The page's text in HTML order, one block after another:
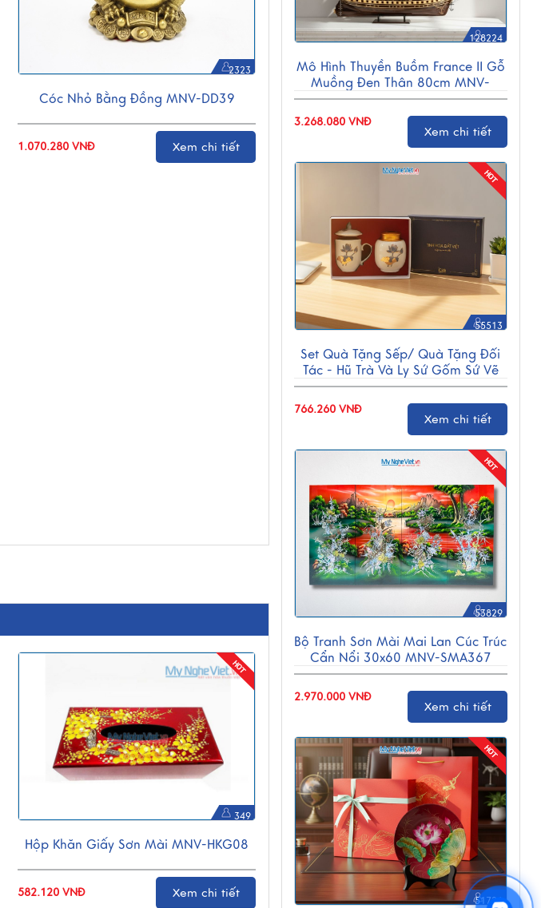
2323
Cóc Nhỏ Bằng Đồng MNV-DD39
1.070.280 VNĐ Xem chi tiết
349
Hộp Khăn Giấy Sơn Mài MNV-HKG08
582.120 VNĐ Xem chi tiết
128224
Mô Hình Thuyền Buồm France II Gỗ
Muồng Đen Thân 80cm MNV-
TB02/1
3.268.080 VNĐ
Xem chi tiết
55513
Set Quà Tặng Sếp/ Quà Tặng Đối
Tác - Hũ Trà Và Ly Sứ Gốm Sứ Vẽ
Hoa Sen CBG001
766.260 VNĐ
Xem chi tiết
53829
Bộ Tranh Sơn Mài Mai Lan Cúc Trúc
Cẩn Nổi 30x60 MNV-SMA367
2.970.000 VNĐ
Xem chi tiết
51726